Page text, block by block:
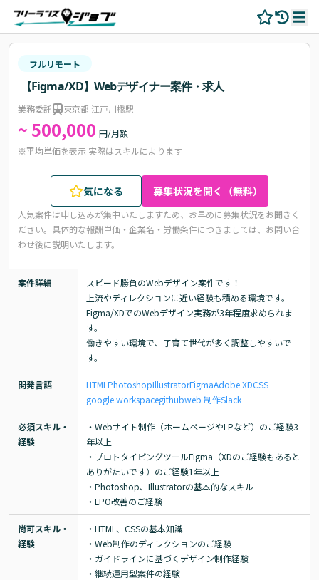
フルリモート
【Figma/XD】Webデザイナー案件・求人
業務委託 東京都 江戸川橋駅
~ 500,000 円/月額
※平均単価を表示 実際はスキルによります
気になる 募集状況を聞く（無料）
人気案件は申し込みが集中いたしますため、お早めに募集状況をお聞きく
ださい。 具体的な報酬単価・企業名・労働条件につきましては、お問い合
わせ後に説明いたします。
案件詳細
スピード勝負のWebデザイン案件です！
上流やディレクションに近い経験も積める環境です。
Figma/XDでのWebデザイン実務が3年程度求められま
す。
働きやすい環境で、子育て世代が多く調整しやすいで
す。
開発言語 HTML PhotoshopIllustratorFigmaAdobe XDCSS
google workspacegithubweb 制作Slack
必須スキル・
経験
・Webサイト制作（ホームページやLPなど）のご経験3
年以上
・プロトタイピングツールFigma（XDのご経験もあると
ありがたいです）のご経験1年以上
・Photoshop、Illustratorの基本的なスキル
・LPO改善のご経験
尚可スキル・
経験
・HTML、CSSの基本知識
・Web制作のディレクションのご経験
・ガイドラインに基づくデザイン制作経験
・継続運用型案件の経験